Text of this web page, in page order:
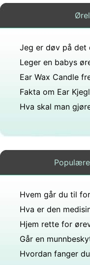
Ear Wax Candle
Fakta om Ear
Hjem rette for
Hvordan fanger